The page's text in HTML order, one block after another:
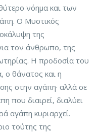
νόημα και των
Ο Μυστικός
της
τον άνθρωπο, της
Η προδοσία του
ο θάνατος και η
στην αγάπη· αλλά σε
που διαιρεί, διαλύει
αγάπη κυριαρχεί.
τούτης της